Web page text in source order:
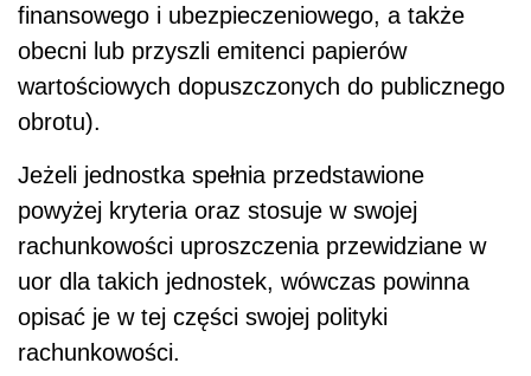
finansowego i ubezpieczeniowego, a także
obecni lub przyszli emitenci papierów
wartościowych dopuszczonych do publicznego
obrotu).
Jeżeli jednostka spełnia przedstawione
powyżej kryteria oraz stosuje w swojej
rachunkowości uproszczenia przewidziane w
uor dla takich jednostek, wówczas powinna
opisać je w tej części swojej polityki
rachunkowości.